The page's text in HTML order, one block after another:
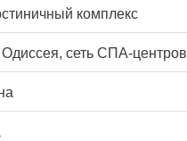
комплекс
Одиссея, сеть СПА-центров